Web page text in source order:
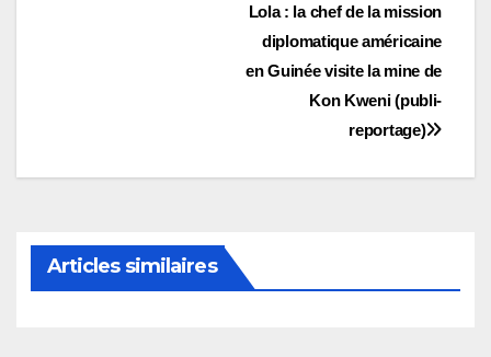
Lola : la chef de la mission
diplomatique américaine
en Guinée visite la mine de
Kon Kweni (publi-
reportage)
Articles similaires